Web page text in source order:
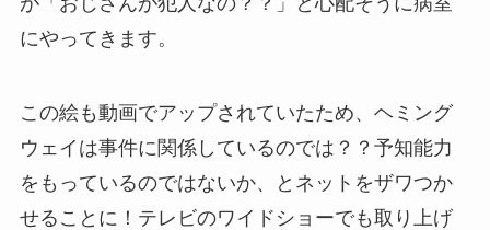
にやってきます。
この絵も動画でアップされていたため、ヘミング
ウェイは事件に関係しているのでは？？予知能力
をもっているのではないか、とネットをザワつか
せることに！テレビのワイドショーでも取り上げ